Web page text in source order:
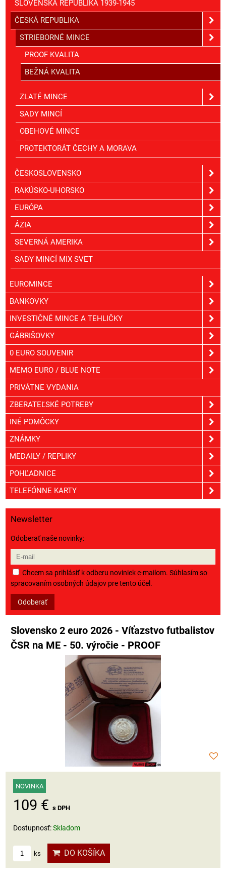
SLOVENSKÁ REPUBLIKA 1939-1945
ČESKÁ REPUBLIKA
STRIEBORNÉ MINCE
PROOF KVALITA
BEŽNÁ KVALITA
ZLATÉ MINCE
SADY MINCÍ
OBEHOVÉ MINCE
PROTEKTORÁT ČECHY A MORAVA
ČESKOSLOVENSKO
RAKÚSKO-UHORSKO
EURÓPA
ÁZIA
SEVERNÁ AMERIKA
SADY MINCÍ MIX SVET
EUROMINCE
BANKOVKY
INVESTIČNÉ MINCE A TEHLIČKY
GÁBRIŠOVKY
0 EURO SOUVENIR
MEMO EURO / BLUE NOTE
PRIVÁTNE VYDANIA
ZBERATEĽSKÉ POTREBY
INÉ POMÔCKY
ZNÁMKY
MEDAILY / REPLIKY
POHĽADNICE
TELEFÓNNE KARTY
Newsletter
Odoberať naše novinky:
Chcem sa prihlásiť k odberu noviniek e-mailom. Súhlasím so
spracovaním osobných údajov pre tento účel.
Odoberať
Slovensko 2 euro 2026 - Víťazstvo futbalistov
ČSR na ME - 50. výročie - PROOF
NOVINKA
109 € s DPH
Dostupnosť:Skladom
ks DO KOŠÍKA